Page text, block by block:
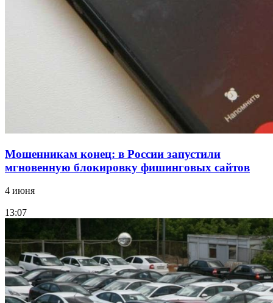
Волгоградские компании нарастили экспорт:
заключены контракты на 3,6 млн долларов
Мошенникам конец: в России запустили
мгновенную блокировку фишинговых сайтов
4 июня
13:07